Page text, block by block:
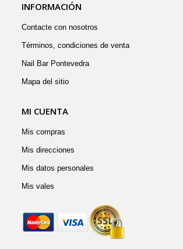
INFORMACIÓN
Contacte con nosotros
Términos, condiciones de venta
Nail Bar Pontevedra
Mapa del sitio
MI CUENTA
Mis compras
Mis direcciones
Mis datos personales
Mis vales